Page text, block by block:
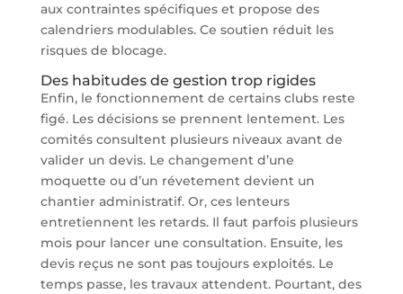
aux contraintes spécifiques et propose des
calendriers modulables. Ce soutien réduit les
risques de blocage.
Des habitudes de gestion trop rigides
Enfin, le fonctionnement de certains clubs reste
figé. Les décisions se prennent lentement. Les
comités consultent plusieurs niveaux avant de
valider un devis. Le changement d’une
moquette ou d’un révetement devient un
chantier administratif. Or, ces lenteurs
entretiennent les retards. Il faut parfois plusieurs
mois pour lancer une consultation. Ensuite, les
devis reçus ne sont pas toujours exploités. Le
temps passe, les travaux attendent. Pourtant, des